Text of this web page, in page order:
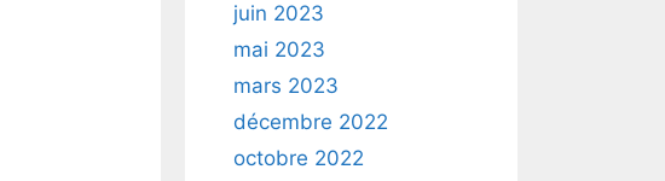
juin 2023
mai 2023
mars 2023
décembre 2022
octobre 2022